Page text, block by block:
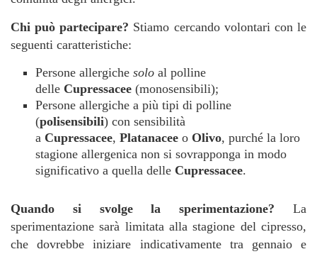
Chi può partecipare? Stiamo cercando volontari con le
seguenti caratteristiche:
Persone allergiche solo al polline
delle Cupressacee (monosensibili);
Persone allergiche a più tipi di polline
(polisensibili) con sensibilità
a Cupressacee, Platanacee o Olivo, purché la loro
stagione allergenica non si sovrapponga in modo
significativo a quella delle Cupressacee.
Quando si svolge la sperimentazione? La
sperimentazione sarà limitata alla stagione del cipresso,
che dovrebbe iniziare indicativamente tra gennaio e